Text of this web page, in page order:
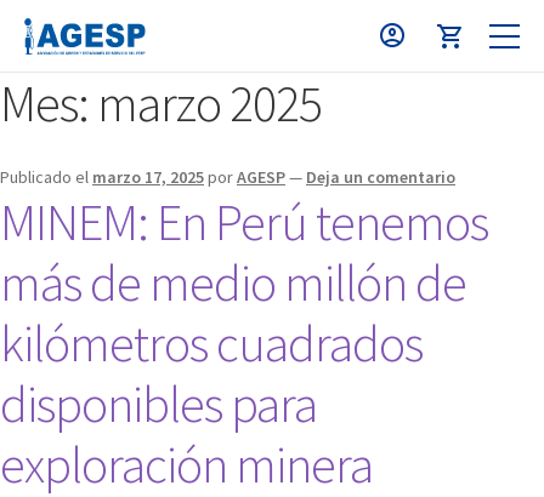
Mes: marzo 2025
Publicado el marzo 17, 2025porAGESP— Deja un comentario
MINEM: En Perú tenemos
más de medio millón de
kilómetros cuadrados
disponibles para
exploración minera